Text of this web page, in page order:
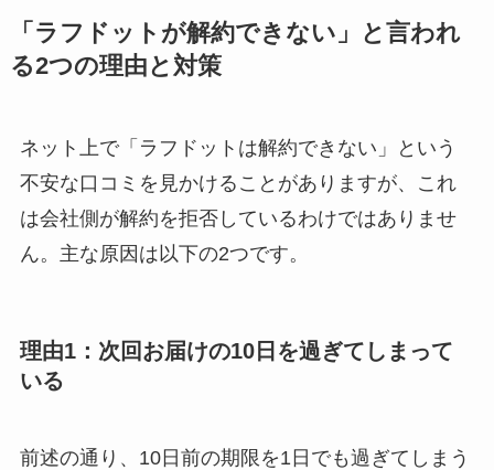
「ラフドットが解約できない」と言われ
る2つの理由と対策
ネット上で「ラフドットは解約できない」という
不安な口コミを見かけることがありますが、これ
は会社側が解約を拒否しているわけではありませ
ん。主な原因は以下の2つです。
理由1：次回お届けの10日を過ぎてしまって
いる
前述の通り、10日前の期限を1日でも過ぎてしまう